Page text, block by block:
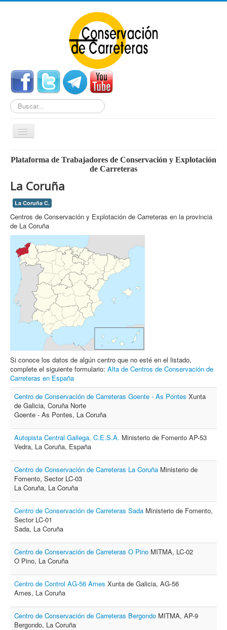
Buscar...
Cambiar
navegación
Home
Centros de Conservación
Empleo
Enlaces Externos
Archivo
Formularios
Contacto
Plataforma de Trabajadores de Conservación y Explotación
de Carreteras
La Coruña
La Coruña C.
Centros de Conservación y Explotación de Carreteras en la provincia
de La Coruña
Si conoce los datos de algún centro que no esté en el listado,
complete el siguiente formulario: Alta de Centros de Conservación de
Carreteras en España
Centro de Conservación de Carreteras Goente - As Pontes Xunta
de Galicia, Coruña Norte
Goente - As Pontes, La Coruña
Autopista Central Gallega, C.E.S.A. Ministerio de Fomento AP-53
Vedra, La Coruña, España
Centro de Conservación de Carreteras La Coruña Ministerio de
Fomento, Sector LC-03
La Coruña, La Coruña
Centro de Conservación de Carreteras Sada Ministerio de Fomento,
Sector LC-01
Sada, La Coruña
Centro de Conservación de Carreteras O Pino MITMA, LC-02
O Pino, La Coruña
Centro de Control AG-56 Ames Xunta de Galicia, AG-56
Ames, La Coruña
Centro de Conservación de Carreteras Bergondo MITMA, AP-9
Bergondo, La Coruña